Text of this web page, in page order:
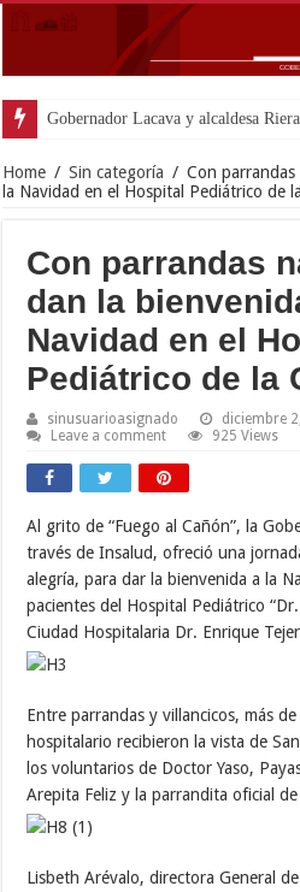
Home / Sin categoría / Con
la Navidad en el Hospital Pediátrico de
Con parrandas
dan la
Navidad en el
Pediátrico de la
sinusuarioasignado diciembre
Leave a comment
925 Views
Al grito de “Fuego al Cañón”, la
través de Insalud, ofreció una
alegría, para dar la bienvenida a la
pacientes del Hospital Pediátrico
Ciudad Hospitalaria Dr. Enrique
Entre parrandas y villancicos, más
hospitalario recibieron la vista de
los voluntarios de Doctor Yaso,
Arepita Feliz y la parrandita oficial de
Lisbeth Arévalo, directora General